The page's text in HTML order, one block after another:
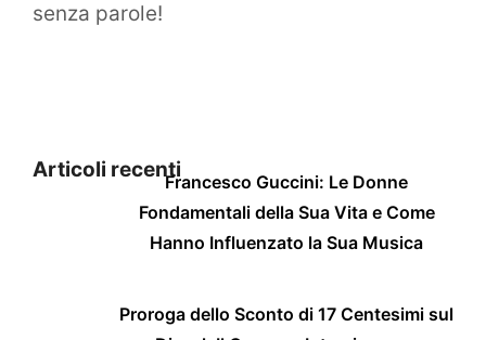
senza parole!
Articoli recentiFrancesco Guccini: Le Donne
Fondamentali della Sua Vita e Come
Hanno Influenzato la Sua Musica
Proroga dello Sconto di 17 Centesimi sul